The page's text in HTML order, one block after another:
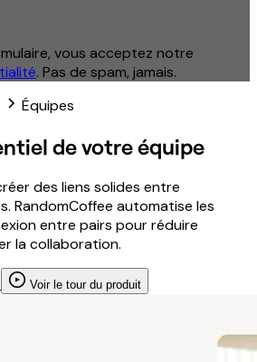
vous acceptez notre
. Pas de spam, jamais.
Équipes
de votre équipe
des liens solides entre
RandomCoffee automatise les
entre pairs pour réduire
la collaboration.
Voir le tour du produit